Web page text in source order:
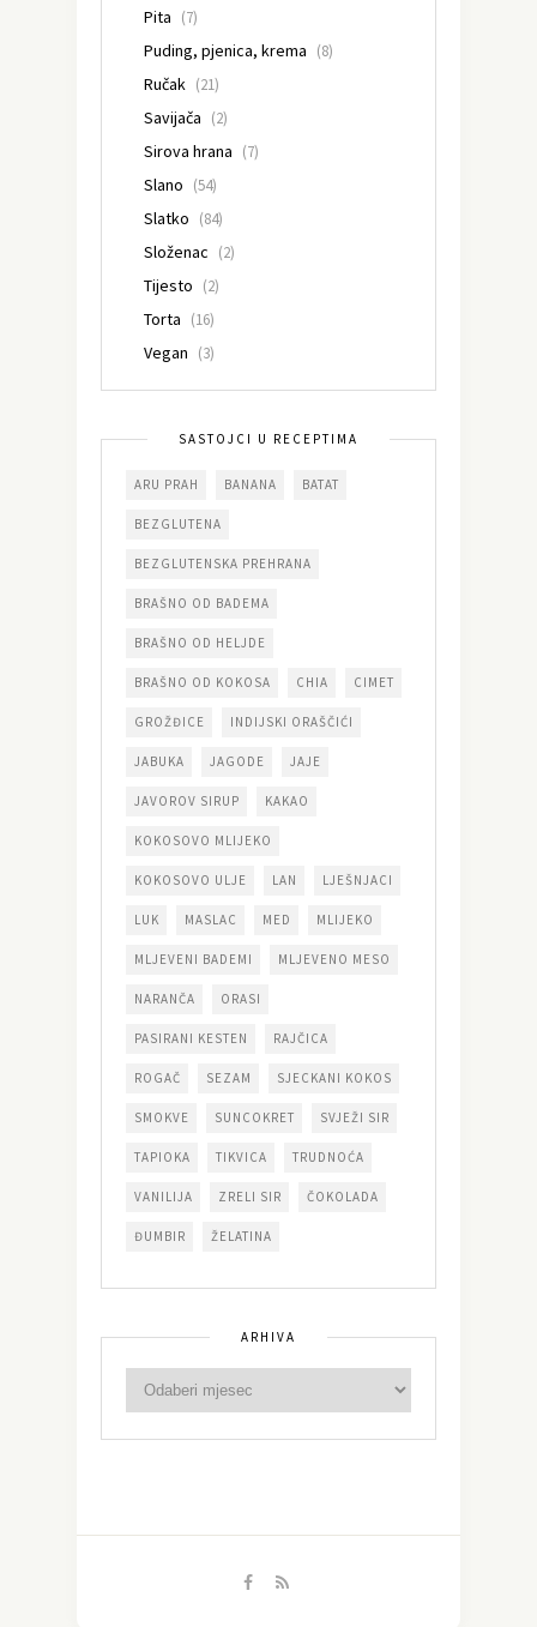
Pita (7)
Puding, pjenica, krema (8)
Ručak (21)
Savijača (2)
Sirova hrana (7)
Slano (54)
Slatko (84)
Složenac (2)
Tijesto (2)
Torta (16)
Vegan (3)
SASTOJCI U RECEPTIMA
ARU PRAH BANANA BATAT
BEZGLUTENA
BEZGLUTENSKA PREHRANA
BRAŠNO OD BADEMA
BRAŠNO OD HELJDE
BRAŠNO OD KOKOSA CHIA CIMET
GROŽĐICE INDIJSKI ORAŠČIĆI
JABUKA JAGODE JAJE
JAVOROV SIRUP KAKAO
KOKOSOVO MLIJEKO
KOKOSOVO ULJE LAN LJEŠNJACI
LUK MASLAC MED MLIJEKO
MLJEVENI BADEMI MLJEVENO MESO
NARANČA ORASI
PASIRANI KESTEN RAJČICA
ROGAČ SEZAM SJECKANI KOKOS
SMOKVE SUNCOKRET SVJEŽI SIR
TAPIOKA TIKVICA TRUDNOĆA
VANILIJA ZRELI SIR ČOKOLADA
ĐUMBIR ŽELATINA
ARHIVA